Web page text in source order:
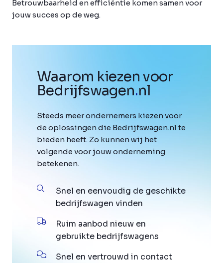
Betrouwbaarheid en efficiëntie komen samen voor
jouw succes op de weg.
Waarom kiezen voor
Bedrijfswagen.nl
Steeds meer ondernemers kiezen voor
de oplossingen die Bedrijfswagen.nl te
bieden heeft. Zo kunnen wij het
volgende voor jouw onderneming
betekenen.
Snel en eenvoudig de geschikte
bedrijfswagen vinden
Ruim aanbod nieuw en
gebruikte bedrijfswagens
Snel en vertrouwd in contact